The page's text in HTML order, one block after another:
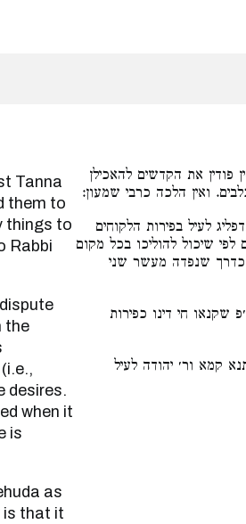
them to
things to
Rabbi
the
desires.
when it
is
is that it
פודין את הקדשים להאכילן
ואין הלכה כרבי שמעון:
לעיל בפירות הלקוחים
שיכול להוליכו בכל מקום
שנפדה מעשר שני
שקנאו חי דינו כפירות
קמא ור׳ יהודה לעיל